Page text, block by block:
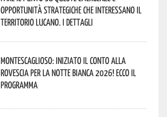
opportunità strategiche che interessano il
territorio lucano. I dettagli
Montescaglioso: iniziato il conto alla
rovescia per la Notte Bianca 2026! Ecco il
programma